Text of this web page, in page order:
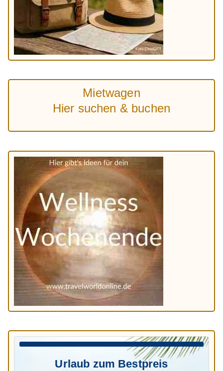
Mietwagen
Hier suchen & buchen
Urlaub zum Bestpreis